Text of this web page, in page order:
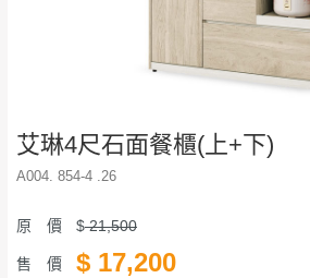
艾琳4尺石面餐櫃(上+下)
A004. 854-4 .26
原 價 $21,500
售 價 $ 17,200